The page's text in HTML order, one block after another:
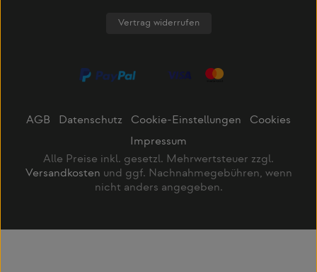
Vertrag widerrufen
AGB Datenschutz Cookie-Einstellungen
Cookies
Impressum
Alle Preise inkl. gesetzl. Mehrwertsteuer zzgl.
Versandkosten und ggf. Nachnahmegebühren, wenn
nicht anders angegeben.